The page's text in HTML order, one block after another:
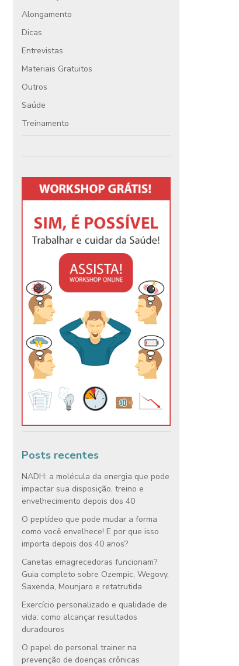
Alongamento
Dicas
Entrevistas
Materiais Gratuitos
Outros
Saúde
Treinamento
Posts recentes
NADH: a molécula da energia que pode
impactar sua disposição, treino e
envelhecimento depois dos 40
O peptídeo que pode mudar a forma
como você envelhece! E por que isso
importa depois dos 40 anos?
Canetas emagrecedoras funcionam?
Guia completo sobre Ozempic, Wegovy,
Saxenda, Mounjaro e retatrutida
Exercício personalizado e qualidade de
vida: como alcançar resultados
duradouros
O papel do personal trainer na
prevenção de doenças crônicas